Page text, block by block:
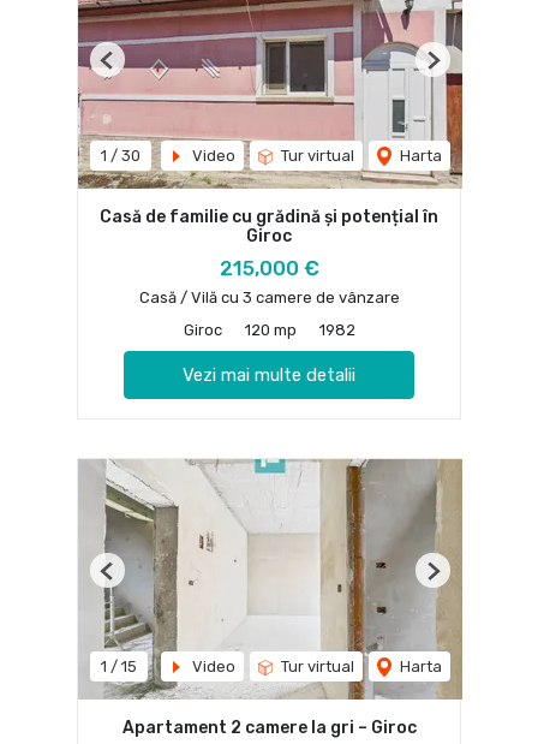
1 / 30 Video Tur virtual Harta
Previous Next
Casă de familie cu grădină și potențial în
Giroc
215,000 €
Casă / Vilă cu 3 camere de vânzare
Giroc
120 mp 1982
Vezi mai multe detalii
1 / 15 Video Tur virtual Harta
Previous Next
Apartament 2 camere la gri – Giroc